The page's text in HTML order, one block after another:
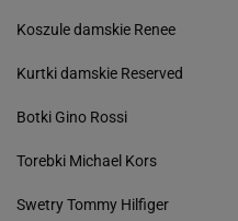
Koszule damskie Renee
Kurtki damskie Reserved
Botki Gino Rossi
Torebki Michael Kors
Swetry Tommy Hilfiger